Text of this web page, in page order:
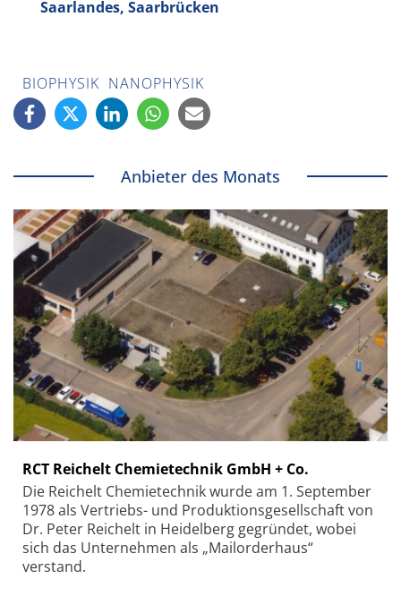
Saarlandes, Saarbrücken
BIOPHYSIK NANOPHYSIK
Anbieter des Monats
RCT Reichelt Chemietechnik GmbH + Co.
Die Reichelt Chemietechnik wurde am 1. September
1978 als Vertriebs- und Produktionsgesellschaft von
Dr. Peter Reichelt in Heidelberg gegründet, wobei
sich das Unternehmen als „Mailorderhaus“
verstand.